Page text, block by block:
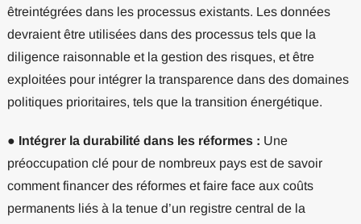
êtreintégrées dans les processus existants. Les données
devraient être utilisées dans des processus tels que la
diligence raisonnable et la gestion des risques, et être
exploitées pour intégrer la transparence dans des domaines
politiques prioritaires, tels que la transition énergétique.
● Intégrer la durabilité dans les réformes : Une
préoccupation clé pour de nombreux pays est de savoir
comment financer des réformes et faire face aux coûts
permanents liés à la tenue d’un registre central de la